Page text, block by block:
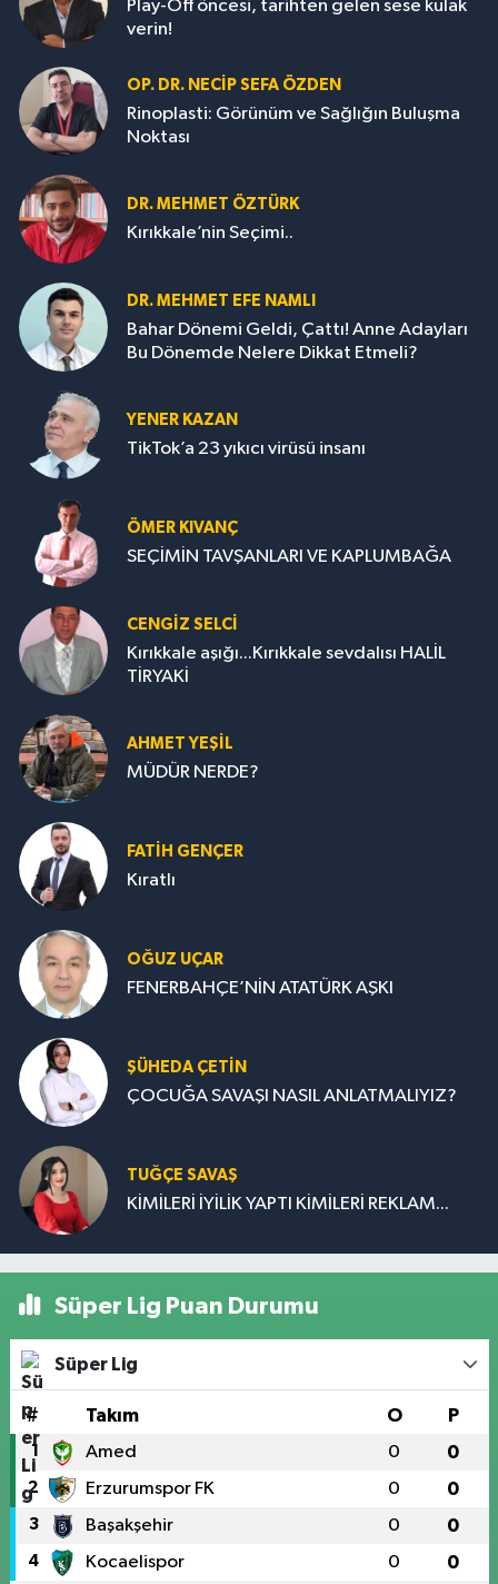
Play-Off öncesi, tarihten gelen sese kulak
verin!
OP. DR. NECIP SEFA ÖZDEN
Rinoplasti: Görünüm ve Sağlığın Buluşma
Noktası
DR. MEHMET ÖZTÜRK
Kırıkkale’nin Seçimi..
DR. MEHMET EFE NAMLI
Bahar Dönemi Geldi, Çattı! Anne Adayları
Bu Dönemde Nelere Dikkat Etmeli?
YENER KAZAN
TikTok’a 23 yıkıcı virüsü insanı
ÖMER KIVANÇ
SEÇİMİN TAVŞANLARI VE KAPLUMBAĞA
CENGİZ SELCİ
Kırıkkale aşığı...Kırıkkale sevdalısı HALİL
TİRYAKİ
AHMET YEŞİL
MÜDÜR NERDE?
FATIH GENÇER
Kıratlı
OĞUZ UÇAR
FENERBAHÇE’NİN ATATÜRK AŞKI
ŞÜHEDA ÇETİN
ÇOCUĞA SAVAŞI NASIL ANLATMALIYIZ?
TUĞÇE SAVAŞ
KİMİLERİ İYİLİK YAPTI KİMİLERİ REKLAM...
Süper Lig Puan Durumu
Süper Lig
# Takım O P
1 Amed 0 0
2 Erzurumspor FK 0 0
3 Başakşehir 0 0
4 Kocaelispor 0 0